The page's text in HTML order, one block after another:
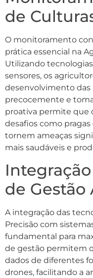
de
O monitoramento
prática essencial na
Utilizando
sensores, os
desenvolvimento
precocemente e
proativa permite que
desafios como
tornem ameaças
mais saudáveis e
de Gestão
A integração das
Precisão com
fundamental para
de gestão permitem
dados de diferentes
drones, facilitando a